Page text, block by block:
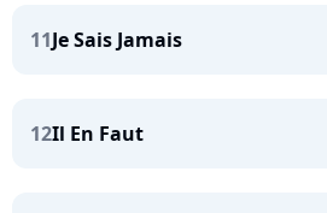
11Je Sais Jamais
12Il En Faut